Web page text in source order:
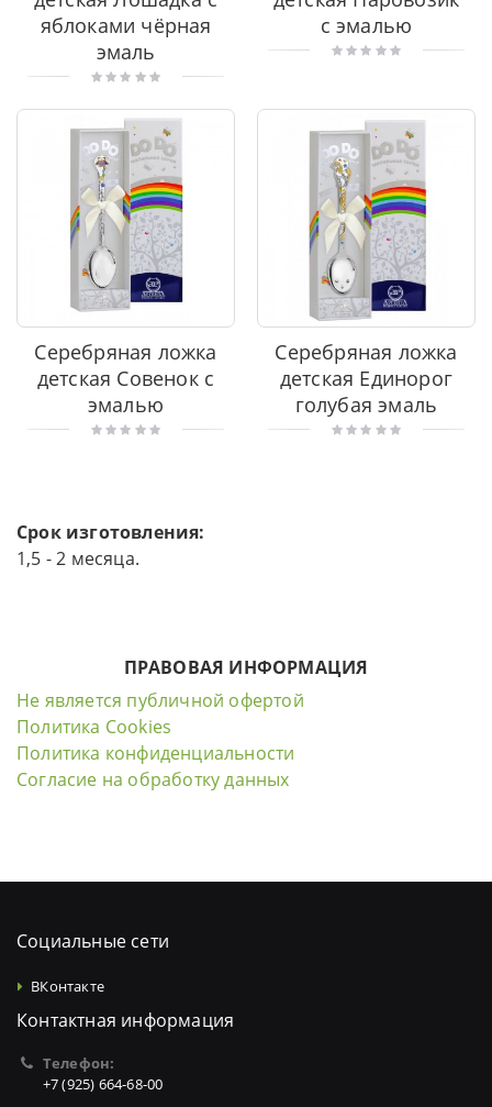
яблоками чёрная
эмаль
с эмалью
Серебряная ложка
детская Совенок с
эмалью
Серебряная ложка
детская Единорог
голубая эмаль
Срок изготовления:
1,5 - 2 месяца.
ПРАВОВАЯ ИНФОРМАЦИЯ
Не является публичной офертой
Политика Cookies
Политика конфиденциальности
Согласие на обработку данных
Социальные сети
ВКонтакте
Контактная информация
Телефон:
+7 (925) 664-68-00